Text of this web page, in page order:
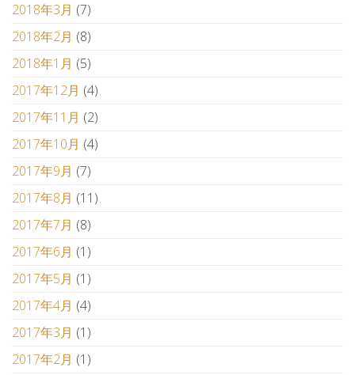
2018年3月 (7)
2018年2月 (8)
2018年1月 (5)
2017年12月 (4)
2017年11月 (2)
2017年10月 (4)
2017年9月 (7)
2017年8月 (11)
2017年7月 (8)
2017年6月 (1)
2017年5月 (1)
2017年4月 (4)
2017年3月 (1)
2017年2月 (1)